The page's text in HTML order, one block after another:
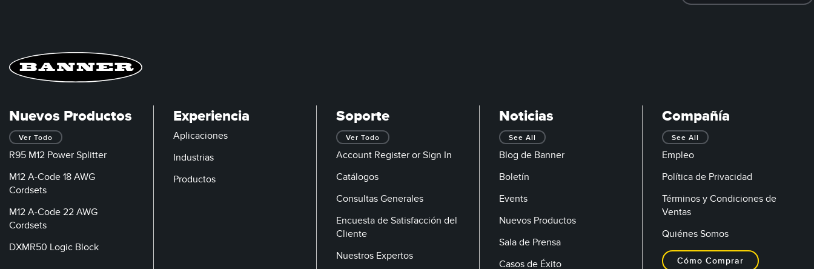
Nuevos Productos
Ver Todo
R95 M12 Power Splitter
M12 A-Code 18 AWG
Cordsets
M12 A-Code 22 AWG
Cordsets
DXMR50 Logic Block
Experiencia
Aplicaciones
Industrias
Productos
Soporte
Ver Todo
Account Register or Sign In
Catálogos
Consultas Generales
Encuesta de Satisfacción del
Cliente
Nuestros Expertos
Noticias
See All
Blog de Banner
Boletín
Events
Nuevos Productos
Sala de Prensa
Casos de Éxito
Compañía
See All
Empleo
Política de Privacidad
Términos y Condiciones de
Ventas
Quiénes Somos
Cómo Comprar